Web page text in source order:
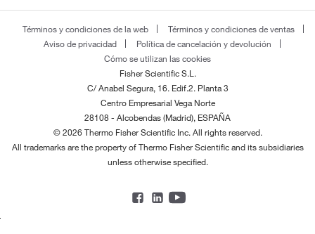
Términos y condiciones de la web
Términos y condiciones de ventas
Aviso de privacidad
Política de cancelación y devolución
Cómo se utilizan las cookies
Fisher Scientific S.L.
C/ Anabel Segura, 16. Edif.2. Planta 3
Centro Empresarial Vega Norte
28108 - Alcobendas (Madrid), ESPAÑA
© 2026 Thermo Fisher Scientific Inc. All rights reserved.
All trademarks are the property of Thermo Fisher Scientific and its subsidiaries
unless otherwise specified.